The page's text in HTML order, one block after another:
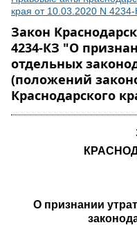
края от 10.03.2020 N
Закон
4234-КЗ "О
отдельных
(положений
Краснодарского
О признании